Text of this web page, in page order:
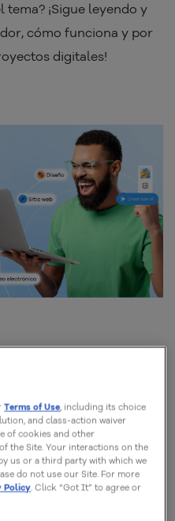
tema? ¡Sigue leyendo y
cómo funciona y por
digitales!
moderno
presente en
de la construcción de
y convierte el código
o dispositivo pueda
Terms of Use, including its choice
and class-action waiver
of cookies and other
the Site. Your interactions on the
us or a third party with which we
do not use our Site. For more
Policy. Click “Got It” to agree or